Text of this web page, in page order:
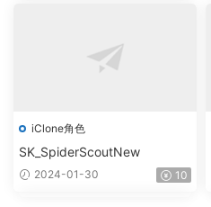
iClone角色
SK_SpiderScoutNew
2024-01-30 10